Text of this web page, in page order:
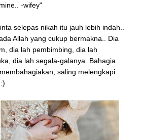
-wifey"
selepas nikah itu jauh lebih indah..
Allah yang cukup bermakna.. Dia
dia lah pembimbing, dia lah
dia lah segala-galanya. Bahagia
saling melengkapi